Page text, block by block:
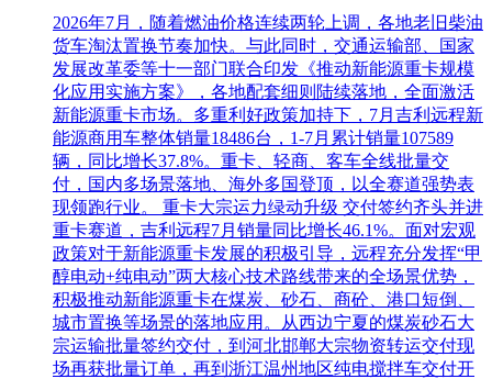
2026年7月，随着燃油价格连续两轮上调，各地老旧柴油
货车淘汰置换节奏加快。与此同时，交通运输部、国家
发展改革委等十一部门联合印发《推动新能源重卡规模
化应用实施方案》，各地配套细则陆续落地，全面激活
新能源重卡市场。多重利好政策加持下，7月吉利远程新
能源商用车整体销量18486台，1-7月累计销量107589
辆，同比增长37.8%。重卡、轻商、客车全线批量交
付，国内多场景落地、海外多国登顶，以全赛道强势表
现领跑行业。 重卡大宗运力绿动升级 交付签约齐头并进
重卡赛道，吉利远程7月销量同比增长46.1%。面对宏观
政策对于新能源重卡发展的积极引导，远程充分发挥“甲
醇电动+纯电动”两大核心技术路线带来的全场景优势，
积极推动新能源重卡在煤炭、砂石、商砼、港口短倒、
城市置换等场景的落地应用。从西边宁夏的煤炭砂石大
宗运输批量签约交付，到河北邯郸大宗物资转运交付现
场再获批量订单，再到浙江温州地区纯电搅拌车交付开